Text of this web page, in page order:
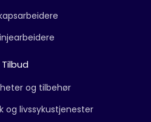
Tilbud
og tilbehør
og livssykustjenester